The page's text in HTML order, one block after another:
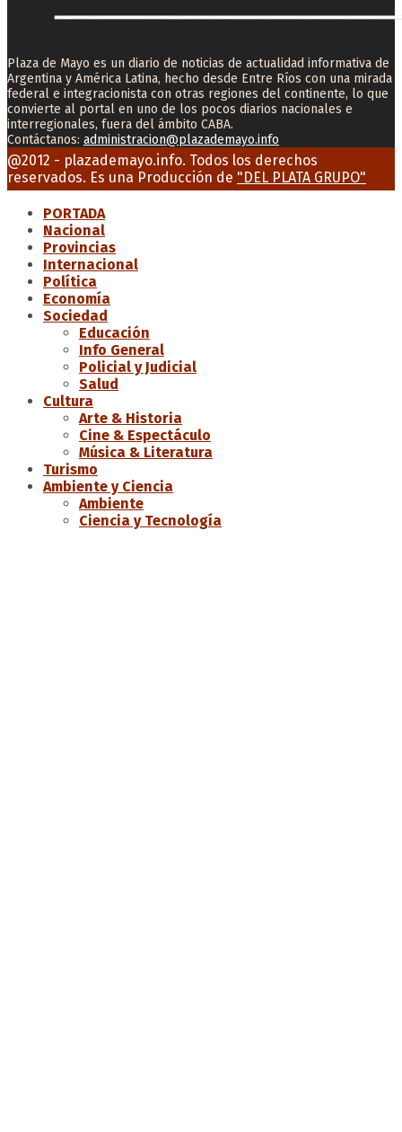
Plaza de Mayo es un diario de noticias de actualidad informativa de
Argentina y América Latina, hecho desde Entre Ríos con una mirada
federal e integracionista con otras regiones del continente, lo que
convierte al portal en uno de los pocos diarios nacionales e
interregionales, fuera del ámbito CABA.
Contáctanos: administracion@plazademayo.info
Facebook
Twitter
Instagram
Youtube
Email
@2012 - plazademayo.info. Todos los derechos
reservados. Es una Producción de "DEL PLATA GRUPO"
PORTADA
Nacional
Provincias
Internacional
Política
Economía
Sociedad
Educación
Info General
Policial y Judicial
Salud
Cultura
Arte & Historia
Cine & Espectáculo
Música & Literatura
Turismo
Ambiente y Ciencia
Ambiente
Ciencia y Tecnología